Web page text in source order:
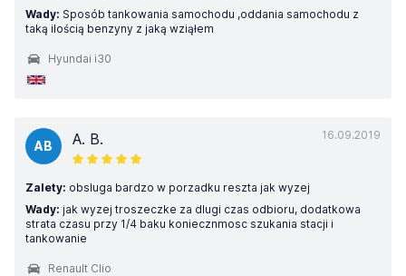
Wady: Sposób tankowania samochodu ,oddania samochodu z
taką ilością benzyny z jaką wziąłem
Hyundai i30
16.09.2019
AB A. B.
Zalety: obsluga bardzo w porzadku reszta jak wyzej
Wady: jak wyzej troszeczke za dlugi czas odbioru, dodatkowa
strata czasu przy 1/4 baku koniecznmosc szukania stacji i
tankowanie
Renault Clio